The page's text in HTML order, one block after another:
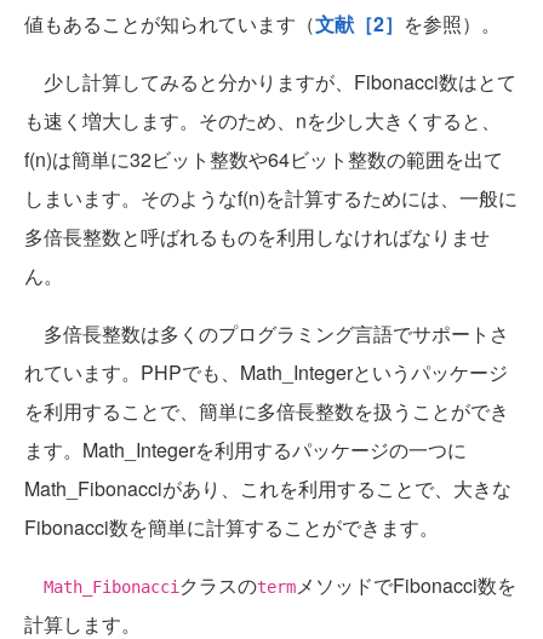
値もあることが知られています（文献［2］ を参照）。
少し計算してみると分かりますが、Fibonacci数はとて
も速く増大します。そのため、nを少し大きくすると、
f(n)は簡単に32ビット整数や64ビット整数の範囲を出て
しまいます。そのようなf(n)を計算するためには、一般に
多倍長整数と呼ばれるものを利用しなければなりませ
ん。
多倍長整数は多くのプログラミング言語でサポートさ
れています。PHPでも、Math_Integerというパッケージ
を利用することで、簡単に多倍長整数を扱うことができ
ます。Math_Integerを利用するパッケージの一つに
Math_Fibonacciがあり、これを利用することで、大きな
Fibonacci数を簡単に計算することができます。
Math_Fibonacci クラスのtermメソッドでFibonacci数を
計算します。